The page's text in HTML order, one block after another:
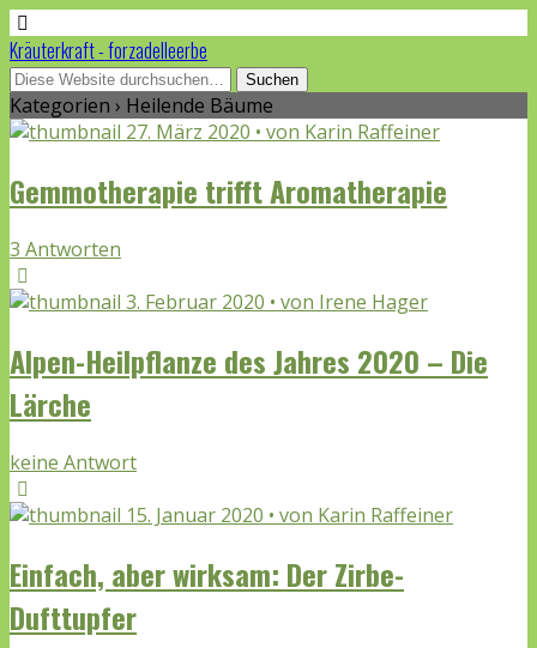
Kräuterkraft - forzadelleerbe
Kategorien › Heilende Bäume
27. März 2020 • von Karin Raffeiner
Gemmotherapie trifft Aromatherapie
3 Antworten
3. Februar 2020 • von Irene Hager
Alpen-Heilpflanze des Jahres 2020 – Die
Lärche
keine Antwort
15. Januar 2020 • von Karin Raffeiner
Einfach, aber wirksam: Der Zirbe-
Dufttupfer